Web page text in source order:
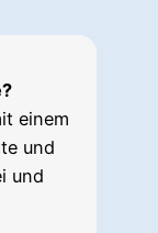
einem
und
und